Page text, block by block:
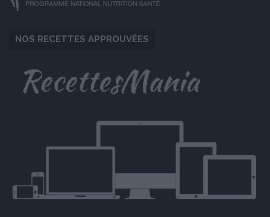
NOS RECETTES APPROUVÉES